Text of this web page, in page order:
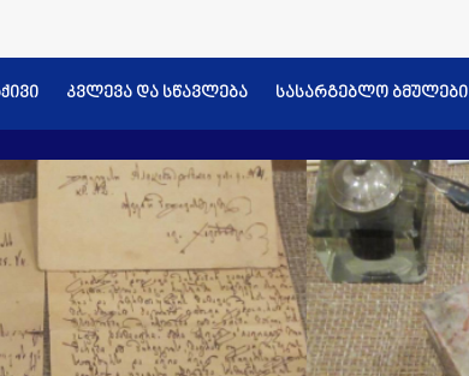
კვლევა და სწავლება სასარგებლო ბმულები